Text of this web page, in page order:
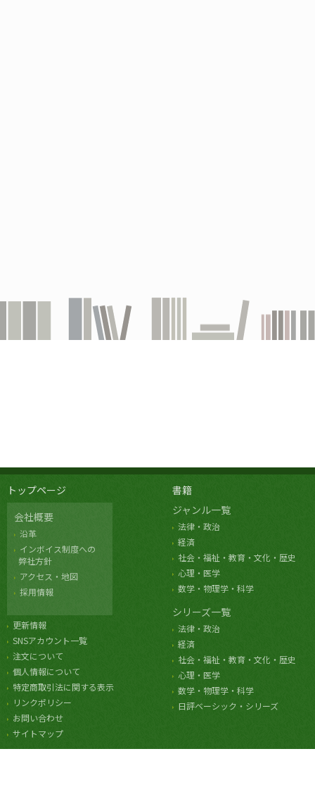
トップページ
会社概要
沿革
インボイス制度への
弊社方針
アクセス・地図
採用情報
更新情報
SNSアカウント一覧
注文について
個人情報について
特定商取引法に関する表示
リンクポリシー
お問い合わせ
サイトマップ
書籍
ジャンル一覧
法律・政治
経済
社会・福祉・教育・文化・歴史
心理・医学
数学・物理学・科学
シリーズ一覧
法律・政治
経済
社会・福祉・教育・文化・歴史
心理・医学
数学・物理学・科学
日評ベーシック・シリーズ